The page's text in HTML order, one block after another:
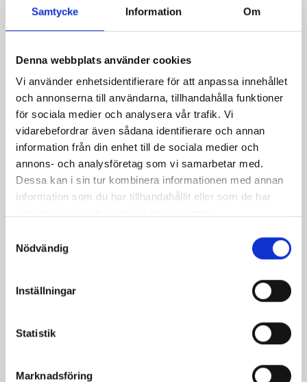
Samtycke Information Om
Denna webbplats använder cookies
Vi använder enhetsidentifierare för att anpassa innehållet
och annonserna till användarna, tillhandahålla funktioner
för sociala medier och analysera vår trafik. Vi
vidarebefordrar även sådana identifierare och annan
information från din enhet till de sociala medier och
annons- och analysföretag som vi samarbetar med.
Dessa kan i sin tur kombinera informationen med annan
information som du har tillhandahållit eller som de har
Nödvändig
Inställningar
Statistik
Marknadsföring
Produkter i receptet:
Jordgubbsfil 2,7%